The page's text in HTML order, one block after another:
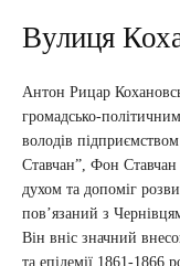
Вулиця
Антон Рицар
громадсько-
володів
Ставчан”, Фон
духом та допоміг
пов’язаний з
Він вніс значний
та епідемії 1861-1866